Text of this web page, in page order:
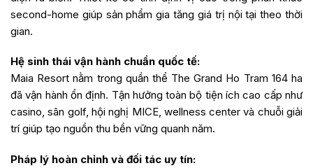
second-home giúp sản phẩm gia tăng giá trị nội tại theo thời
gian.
Hệ sinh thái vận hành chuẩn quốc tế:
Maia Resort nằm trong quần thể The Grand Ho Tram 164 ha
đã vận hành ổn định. Tận hưởng toàn bộ tiện ích cao cấp như
casino, sân golf, hội nghị MICE, wellness center và chuỗi giải
trí giúp tạo nguồn thu bền vững quanh năm.
Pháp lý hoàn chỉnh và đối tác uy tín: